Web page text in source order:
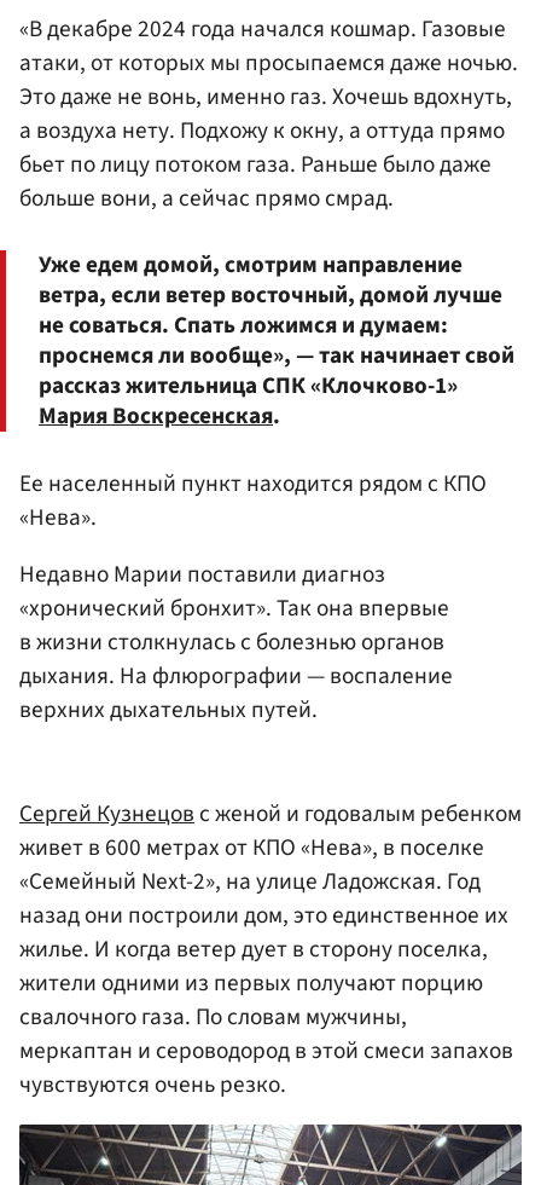
«В декабре 2024 года начался кошмар. Газовые
атаки, от которых мы просыпаемся даже ночью.
Это даже не вонь, именно газ. Хочешь вдохнуть,
а воздуха нету. Подхожу к окну, а оттуда прямо
бьет по лицу потоком газа. Раньше было даже
больше вони, а сейчас прямо смрад.
Уже едем домой, смотрим направление
ветра, если ветер восточный, домой лучше
не соваться. Спать ложимся и думаем:
проснемся ли вообще», — так начинает свой
рассказ жительница СПК «Клочково-1»
Мария Воскресенская.
Ее населенный пункт находится рядом с КПО
«Нева».
Недавно Марии поставили диагноз
«хронический бронхит». Так она впервые
в жизни столкнулась с болезнью органов
дыхания. На флюрографии — воспаление
верхних дыхательных путей.
Сергей Кузнецовс женой и годовалым ребенком
живет в 600 метрах от КПО «Нева», в поселке
«Семейный Next-2», на улице Ладожская. Год
назад они построили дом, это единственное их
жилье. И когда ветер дует в сторону поселка,
жители одними из первых получают порцию
свалочного газа. По словам мужчины,
меркаптан и сероводород в этой смеси запахов
чувствуются очень резко.